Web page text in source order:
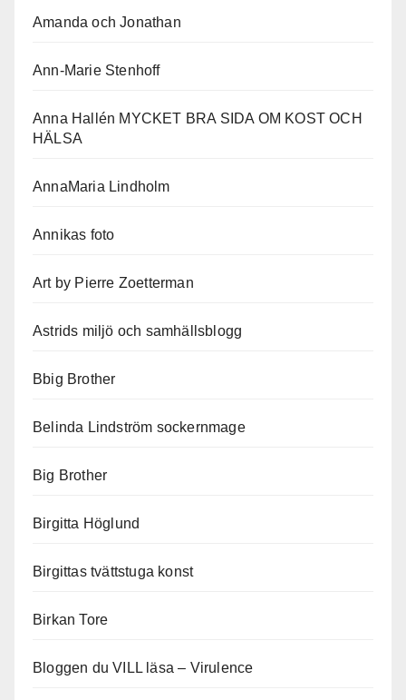
Amanda och Jonathan
Ann-Marie Stenhoff
Anna Hallén MYCKET BRA SIDA OM KOST OCH
HÄLSA
AnnaMaria Lindholm
Annikas foto
Art by Pierre Zoetterman
Astrids miljö och samhällsblogg
Bbig Brother
Belinda Lindström sockernmage
Big Brother
Birgitta Höglund
Birgittas tvättstuga konst
Birkan Tore
Bloggen du VILL läsa – Virulence